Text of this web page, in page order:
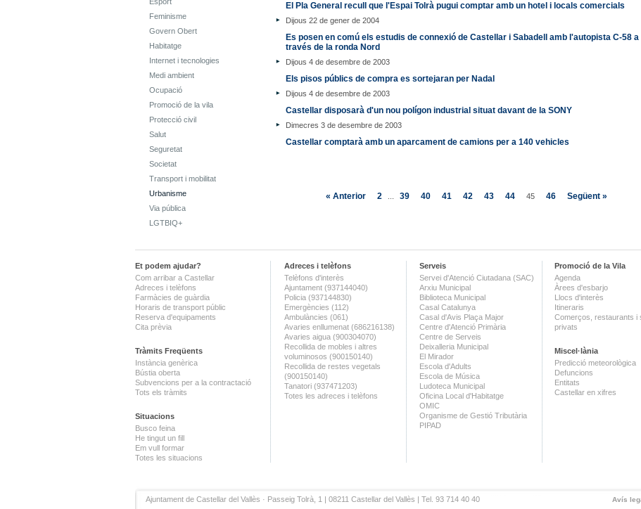
Feminisme
Govern Obert
Habitatge
Internet i tecnologies
Medi ambient
Ocupació
Promoció de la vila
Protecció civil
Salut
Seguretat
Societat
Transport i mobilitat
Urbanisme
Via pública
LGTBIQ+
El Pla General recull que l'Espai Tolrà pugui comptar amb un hotel i locals comercials
Dijous 22 de gener de 2004
Es posen en comú els estudis de connexió de Castellar i Sabadell amb l'autopista C-58 a
través de la ronda Nord
Dijous 4 de desembre de 2003
Els pisos públics de compra es sortejaran per Nadal
Dijous 4 de desembre de 2003
Castellar disposarà d'un nou polígon industrial situat davant de la SONY
Dimecres 3 de desembre de 2003
Castellar comptarà amb un aparcament de camions per a 140 vehicles
« Anterior 2 39 40 41 42 43 44 45 46 Següent »
Et podem ajudar?
Com arribar a Castellar
Adreces i telèfons
Farmàcies de guàrdia
Horaris de transport públic
Reserva d'equipaments
Cita prèvia
Tràmits Freqüents
Instància genèrica
Bústia oberta
Subvencions per a la contractació
Tots els tràmits
Situacions
Busco feina
He tingut un fill
Em vull formar
Totes les situacions
Adreces i telèfons
Telèfons d'interès
Ajuntament (937144040)
Policia (937144830)
Emergències (112)
Ambulàncies (061)
Avaries enllumenat (686216138)
Avaries aigua (900304070)
Recollida de mobles i altres
voluminosos (900150140)
Recollida de restes vegetals
(900150140)
Tanatori (937471203)
Totes les adreces i telèfons
Serveis
Servei d'Atenció Ciutadana (SAC)
Arxiu Municipal
Biblioteca Municipal
Casal Catalunya
Casal d'Avis Plaça Major
Centre d'Atenció Primària
Centre de Serveis
Deixalleria Municipal
El Mirador
Escola d'Adults
Escola de Música
Ludoteca Municipal
Oficina Local d'Habitatge
OMIC
Organisme de Gestió Tributària
PIPAD
Promoció de la Vila
Agenda
Àrees d'esbarjo
Llocs d'interès
Itineraris
Comerços, restaurants i
privats
Miscel·lània
Predicció meteorològica
Defuncions
Entitats
Castellar en xifres
Avís
Ajuntament de Castellar del Vallès · Passeig Tolrà, 1 | 08211 Castellar del Vallès | Tel. 93 714 40 40